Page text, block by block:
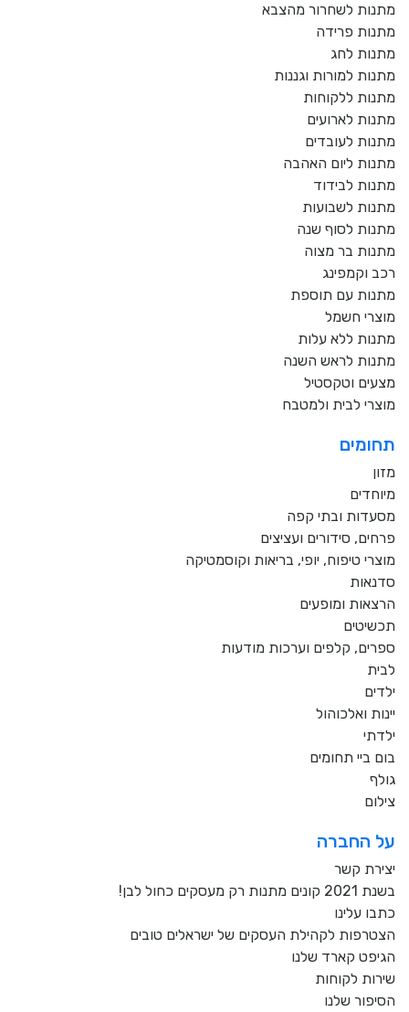
מתנות לשחרור מהצבא
מתנות פרידה
מתנות לחג
מתנות למורות וגננות
מתנות ללקוחות
מתנות לארועים
מתנות לעובדים
מתנות ליום האהבה
מתנות לבידוד
מתנות לשבועות
מתנות לסוף שנה
מתנות בר מצוה
רכב וקמפינג
מתנות עם תוספת
מוצרי חשמל
מתנות ללא עלות
מתנות לראש השנה
מצעים וטקסטיל
מוצרי לבית ולמטבח
תחומים
מזון
מיוחדים
מסעדות ובתי קפה
פרחים, סידורים ועציצים
מוצרי טיפוח, יופי, בריאות וקוסמטיקה
סדנאות
הרצאות ומופעים
תכשיטים
ספרים, קלפים וערכות מודעות
לבית
ילדים
יינות ואלכוהול
ילדתי
בום ביי תחומים
גולף
צילום
על החברה
יצירת קשר
בשנת 2021 קונים מתנות רק מעסקים כחול לבן!
כתבו עלינו
הצטרפות לקהילת העסקים של ישראלים טובים
הגיפט קארד שלנו
שירות לקוחות
הסיפור שלנו